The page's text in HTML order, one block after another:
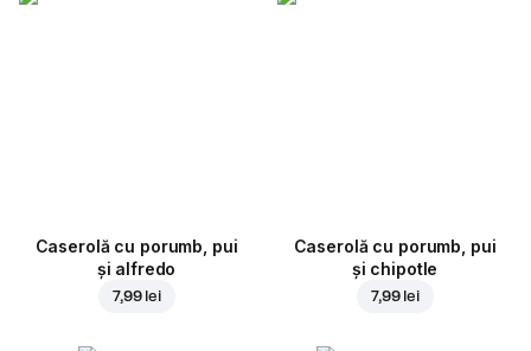
Caserolă cu porumb, pui
și alfredo
7,99 lei
Caserolă cu porumb, pui
și chipotle
7,99 lei